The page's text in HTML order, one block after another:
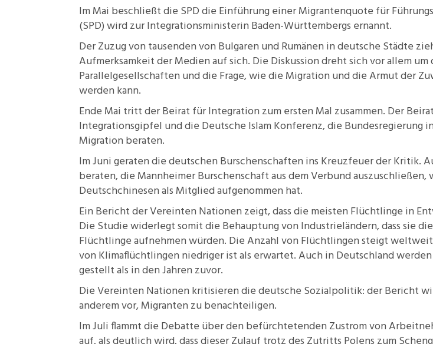
Im Mai beschließt die SPD die Einführung einerMigrantenquote für
(SPD) wird zur Integrationsministerin Baden-Württembergs ernannt.
DerZuzugvon tausenden von Bulgaren und Rumänen in deutsche Städte
Aufmerksamkeit der Medien auf sich. Die Diskussion dreht sich vor allem
Parallelgesellschaften und die Frage, wie die Migration und die Armut der
werden kann.
Ende Mai tritt derBeirat für Integrationzum ersten Mal zusammen. Der
Integrationsgipfel und die Deutsche Islam Konferenz, die Bundesregierung
Migration beraten.
Im Juni geraten die deutschen Burschenschaften ins Kreuzfeuer der Kritik.
beraten, die Mannheimer Burschenschaftaus dem Verbund
Deutschchinesenals Mitglied aufgenommen hat.
EinBerichtder Vereinten Nationen zeigt, dass die meisten Flüchtlinge in
Die Studie widerlegt somit die Behauptung von Industrieländern, dass sie
Flüchtlinge aufnehmen würden. DieAnzahl von Flüchtlingensteigt
vonKlimaflüchtlingenniedriger ist als erwartet. Auch in Deutschland
gestellt als in den Jahren zuvor.
Die Vereinten Nationen kritisieren die deutsche Sozialpolitik: derBericht
anderem vor,Migranten zu benachteiligen.
Im Juli flammt die Debatte über den befürchtetenden Zustrom von